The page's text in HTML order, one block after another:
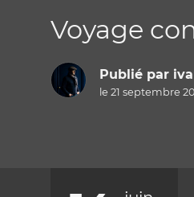
Voyage
Publié par
le 21 septembre